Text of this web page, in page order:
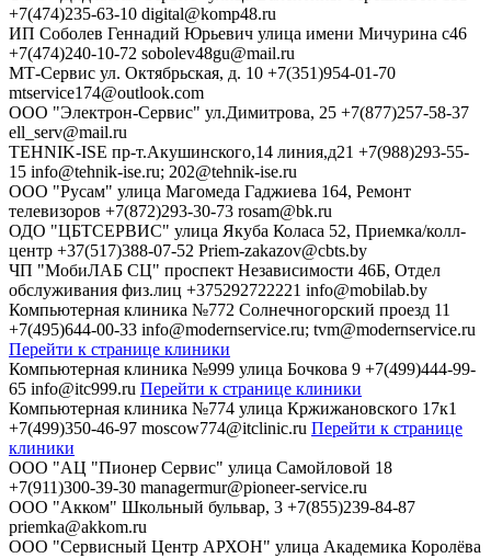
+7(474)235-63-10 digital@komp48.ru
ИП Соболев Геннадий Юрьевич улица имени Мичурина с46
+7(474)240-10-72 sobolev48gu@mail.ru
МТ-Сервис ул. Октябрьская, д. 10 +7(351)954-01-70
mtservice174@outlook.com
ООО "Электрон-Сервис" ул.Димитрова, 25 +7(877)257-58-37
ell_serv@mail.ru
TEHNIK-ISE пр-т.Акушинского,14 линия,д21 +7(988)293-55-
15 info@tehnik-ise.ru; 202@tehnik-ise.ru
ООО "Русам" улица Магомеда Гаджиева 164, Ремонт
телевизоров +7(872)293-30-73 rosam@bk.ru
ОДО "ЦБТСЕРВИС" улица Якуба Коласа 52, Приемка/колл-
центр +37(517)388-07-52 Priem-zakazov@cbts.by
ЧП "МобиЛАБ СЦ" проспект Независимости 46Б, Отдел
обслуживания физ.лиц +375292722221 info@mobilab.by
Компьютерная клиника №772 Солнечногорский проезд 11
+7(495)644-00-33 info@modernservice.ru; tvm@modernservice.ru
Перейти к странице клиники
Компьютерная клиника №999 улица Бочкова 9 +7(499)444-99-
65 info@itc999.ru Перейти к странице клиники
Компьютерная клиника №774 улица Кржижановского 17к1
+7(499)350-46-97 moscow774@itclinic.ru Перейти к странице
клиники
ООО "АЦ "Пионер Сервис" улица Самойловой 18
+7(911)300-39-30 managermur@pioneer-service.ru
ООО "Акком" Школьный бульвар, 3 +7(855)239-84-87
priemka@akkom.ru
ООО "Сервисный Центр АРХОН" улица Академика Королёва